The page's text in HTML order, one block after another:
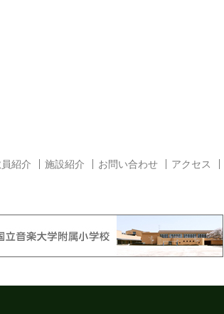
紹介 施設紹介 お問い合わせ アクセス